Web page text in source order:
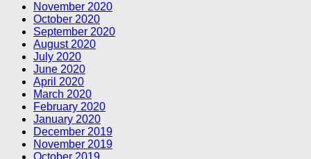
November 2020
October 2020
September 2020
August 2020
July 2020
June 2020
April 2020
March 2020
February 2020
January 2020
December 2019
November 2019